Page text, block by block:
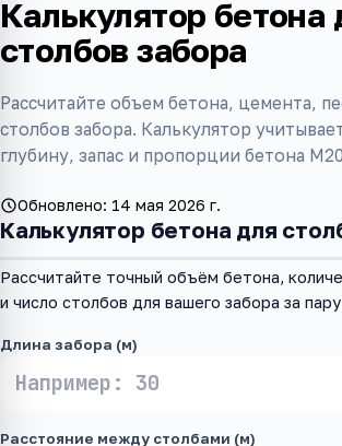
Калькулятор бетона
столбов забора
Рассчитайте объем бетона, цемента,
столбов забора. Калькулятор
глубину, запас и пропорции бетона
Обновлено: 14 мая 2026 г.
Калькулятор бетона для
Рассчитайте точный объём бетона,
и число столбов для вашего забора за
Длина забора (м)
Расстояние между столбами (м)